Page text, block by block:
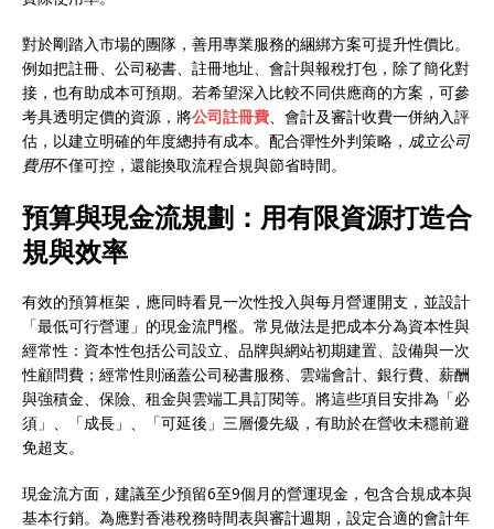
對於剛踏入市場的團隊，善用專業服務的綑綁方案可提升性價比。
例如把註冊、公司秘書、註冊地址、會計與報稅打包，除了簡化對
接，也有助成本可預期。若希望深入比較不同供應商的方案，可參
考具透明定價的資源，將公司註冊費、會計及審計收費一併納入評
估，以建立明確的年度總持有成本。配合彈性外判策略， 成立公司
費用不僅可控，還能換取流程合規與節省時間。
預算與現金流規劃：用有限資源打造合
規與效率
有效的預算框架，應同時看見一次性投入與每月營運開支，並設計
「最低可行營運」的現金流門檻。常見做法是把成本分為資本性與
經常性：資本性包括公司設立、品牌與網站初期建置、設備與一次
性顧問費；經常性則涵蓋公司秘書服務、雲端會計、銀行費、薪酬
與強積金、保險、租金與雲端工具訂閱等。將這些項目安排為「必
須」、「成長」、「可延後」三層優先級，有助於在營收未穩前避
免超支。
現金流方面，建議至少預留6至9個月的營運現金，包含合規成本與
基本行銷。為應對香港稅務時間表與審計週期，設定合適的會計年